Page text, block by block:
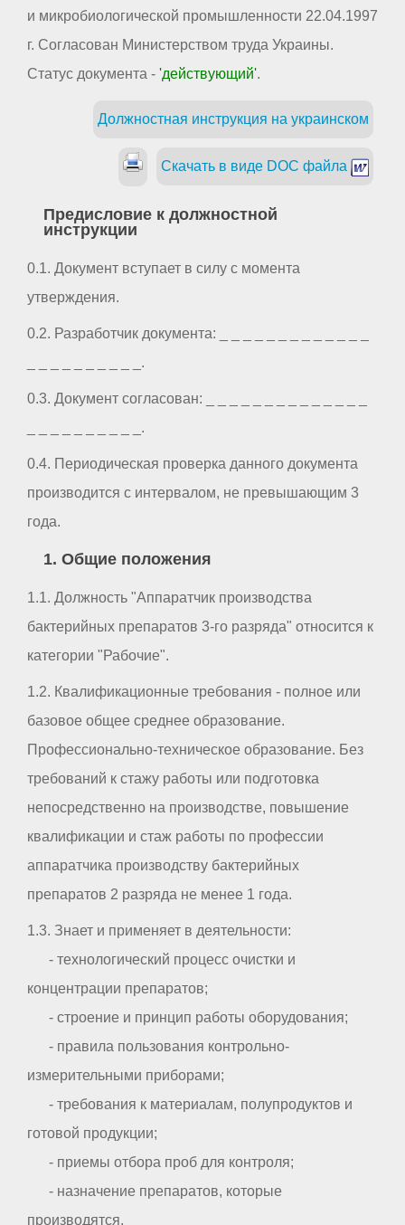
и микробиологической промышленности 22.04.1997
г. Согласован Министерством труда Украины.
Статус документа - 'действующий'.
Должностная инструкция на украинском
Скачать в виде DOC файла
Предисловие к должностной
инструкции
0.1. Документ вступает в силу с момента
утверждения.
0.2. Разработчик документа: _ _ _ _ _ _ _ _ _ _ _ _ _
_ _ _ _ _ _ _ _ _ _.
0.3. Документ согласован: _ _ _ _ _ _ _ _ _ _ _ _ _ _
_ _ _ _ _ _ _ _ _ _.
0.4. Периодическая проверка данного документа
производится с интервалом, не превышающим 3
года.
1. Общие положения
1.1. Должность "Аппаратчик производства
бактерийных препаратов 3-го разряда" относится к
категории "Рабочие".
1.2. Квалификационные требования - полное или
базовое общее среднее образование.
Профессионально-техническое образование. Без
требований к стажу работы или подготовка
непосредственно на производстве, повышение
квалификации и стаж работы по профессии
аппаратчика производству бактерийных
препаратов 2 разряда не менее 1 года.
1.3. Знает и применяет в деятельности:
- технологический процесс очистки и
концентрации препаратов;
- строение и принцип работы оборудования;
- правила пользования контрольно-
измерительными приборами;
- требования к материалам, полупродуктов и
готовой продукции;
- приемы отбора проб для контроля;
- назначение препаратов, которые
производятся.